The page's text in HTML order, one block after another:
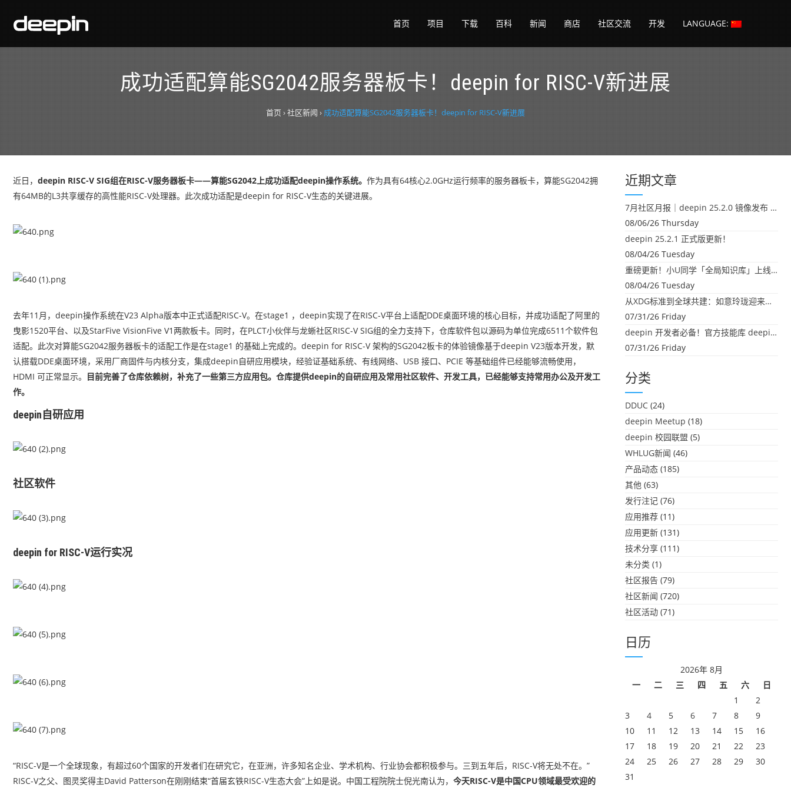
首页 项目 下载 百科 新闻 商店 社区交流 开发 LANGUAGE:
成功适配算能SG2042服务器板卡！deepin for RISC-V新进展
首页 ›社区新闻 ›成功适配算能SG2042服务器板卡！deepin for RISC-V新进展
近日， deepin RISC-V SIG组在RISC-V服务器板卡——算能SG2042上成功适配deepin操作系统。 作为具有64核心2.0GHz运行频率的服务器板卡，算能SG2042拥
有64MB的L3共享缓存的高性能RISC-V处理器。此次成功适配是deepin for RISC-V生态的关键进展。
去年11月，deepin操作系统在V23 Alpha版本中正式适配RISC-V。在stage1 ，deepin实现了在RISC-V平台上适配DDE桌面环境的核心目标，并成功适配了阿里的
曳影1520平台、以及StarFive VisionFive V1两款板卡。同时，在PLCT小伙伴与龙蜥社区RISC-V SIG组的全力支持下，仓库软件包以源码为单位完成6511个软件包
适配。此次对算能SG2042服务器板卡的适配工作是在stage1 的基础上完成的。deepin for RISC-V 架构的SG2042板卡的体验镜像基于deepin V23版本开发，默
认搭载DDE桌面环境，采用厂商固件与内核分支，集成deepin自研应用模块，经验证基础系统、有线网络、USB 接口、PCIE 等基础组件已经能够流畅使用，
HDMI 可正常显示。 目前完善了仓库依赖树，补充了一些第三方应用包。仓库提供deepin的自研应用及常用社区软件、开发工具，已经能够支持常用办公及开发工
作。
deepin自研应用
社区软件
deepin for RISC-V运行实况
“RISC-V是一个全球现象，有超过60个国家的开发者们在研究它，在亚洲，许多知名企业、学术机构、行业协会都积极参与。三到五年后，RISC-V将无处不在。”
RISC-V之父、图灵奖得主David Patterson在刚刚结束“首届玄铁RISC-V生态大会”上如是说。中国工程院院士倪光南认为， 今天RISC-V是中国CPU领域最受欢迎的
近期文章
7月社区月报｜deepin 25.2.0 镜像发布 & 小U同学定时任务上线
08/06/26 Thursday
deepin 25.2.1 正式版更新！
08/04/26 Tuesday
重磅更新！小U同学「全局知识库」上线：你的本地文件，终于"活"起来了
08/04/26 Tuesday
从XDG标准到全球共建：如意玲珑迎来首个海外开源贡献
07/31/26 Friday
deepin 开发者必备！官方技能库 deepin-skills 正式开源
07/31/26 Friday
分类
DDUC (24)
deepin Meetup (18)
deepin 校园联盟 (5)
WHLUG新闻 (46)
产品动态 (185)
其他 (63)
发行注记 (76)
应用推荐 (11)
应用更新 (131)
技术分享 (111)
未分类 (1)
社区报告 (79)
社区新闻 (720)
社区活动 (71)
日历
2026年 8月
一
二 三 四 五 六
日
1
2
3
4 5 6 7 8
9
10
11 12 13 14 15
16
17
18 19 20 21 22
23
24
25 26 27 28 29
30
31